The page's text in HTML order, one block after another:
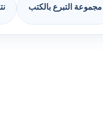
مجموعة التبرع بالكتب